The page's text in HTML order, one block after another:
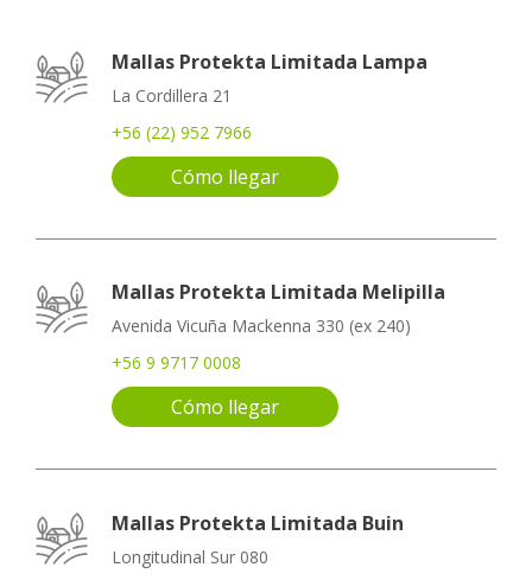
Mallas Protekta Limitada Lampa
La Cordillera 21
+56 (22) 952 7966
Cómo llegar
Mallas Protekta Limitada Melipilla
Avenida Vicuña Mackenna 330 (ex 240)
+56 9 9717 0008
Cómo llegar
Mallas Protekta Limitada Buin
Longitudinal Sur 080